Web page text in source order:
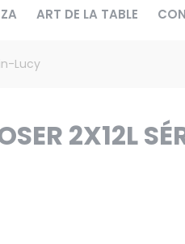
ART DE LA TABLE
Lucy
2X12L